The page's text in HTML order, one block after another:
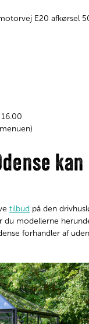
E20 afkørsel
tilbud på den
du modellerne
forhandler af